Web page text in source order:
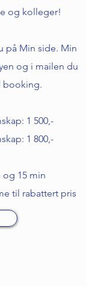
og kolleger!
på Min side. Min
og i mailen du
booking.
1 500,-
1 800,-
og 15 min
til rabattert pris